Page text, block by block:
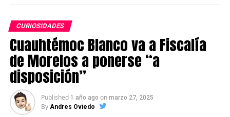
CURIOSIDADES
Cuauhtémoc Blanco va a Fiscalía
de Morelos a ponerse “a
disposición”
Published 1 año ago on marzo 27, 2025
By Andres Oviedo